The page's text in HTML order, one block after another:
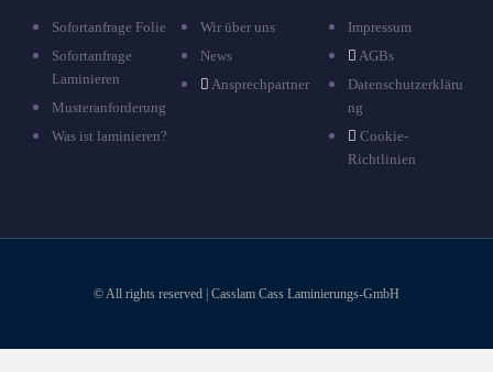
Sofortanfrage Folie
Sofortanfrage
Laminieren
Musteranforderung
Was ist laminieren?
Wir über uns
News
Ansprechpartner
Impressum
AGBs
Datenschutzerkläru
ng
Cookie-
Richtlinien
© All rights reserved | Casslam Cass Laminierungs-GmbH